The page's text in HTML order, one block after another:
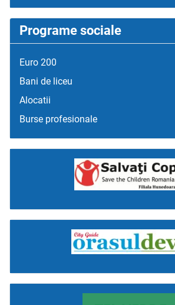
Programe sociale
Euro 200
Bani de liceu
Alocatii
Burse profesionale